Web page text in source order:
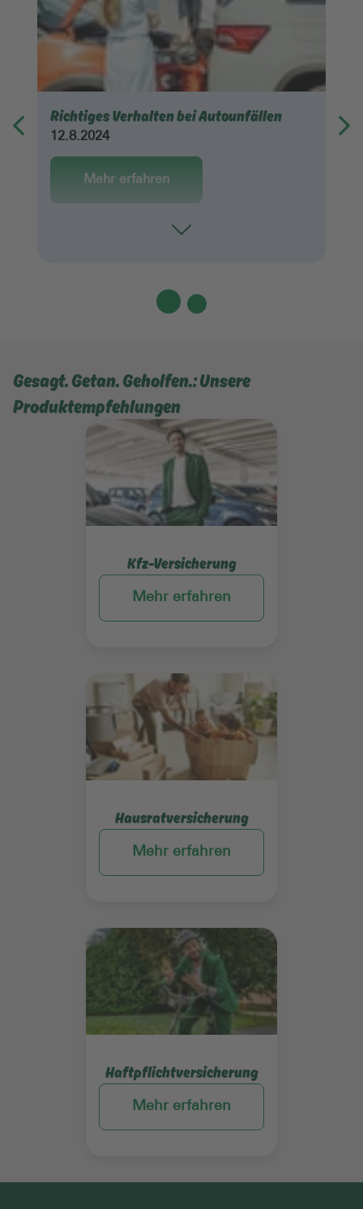
Richtiges Verhalten bei Autounfällen
12.8.2024
Mehr erfahren
Gesagt. Getan. Geholfen.: Unsere
Produktempfehlungen
Kfz-Versicherung
Mehr erfahren
Mehr erfahren
Hausratversicherung
Mehr erfahren
Mehr erfahren
Haftpflichtversicherung
Mehr erfahren
Mehr erfahren